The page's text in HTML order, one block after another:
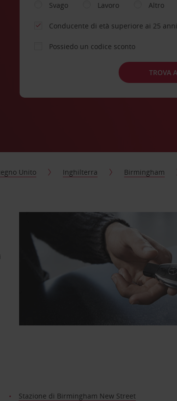
Svago
Lavoro Altro
Conducente di età superiore ai 25 anni
Possiedo un codice sconto
TROVA
Unito Inghilterra Birmingham
Stazione di Birmingham New Street